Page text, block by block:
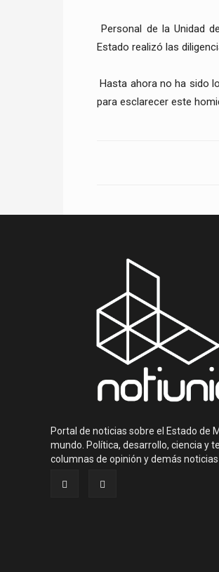
Personal de la Unidad
Estado realizó las
Hasta ahora no ha sido
para esclarecer este
Portal de noticias sobre el Estado de
mundo. Política, desarrollo, ciencia y
columnas de opinión y demás noticias